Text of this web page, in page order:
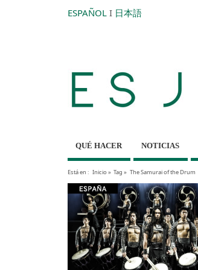
ESPAÑOL I 日本語
QUÉ HACER NOTICIAS
Está en : Inicio» Tag » The Samurai of the Drum